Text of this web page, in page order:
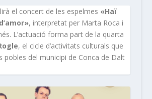
el concert de les espelmes «Haï
, interpretat per Marta Roca i
L’actuació forma part de la quarta
, el cicle d’activitats culturals que
pobles del municipi de Conca de Dalt